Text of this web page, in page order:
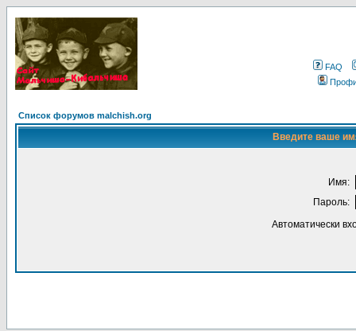
FAQ
Список форумов malchish.org
Введите ваше
Имя:
Пароль:
Автоматически